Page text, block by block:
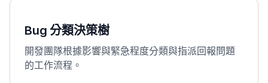
Bug 分類決策樹
開發團隊根據影響與緊急程度分類與指派回報問題
的工作流程。